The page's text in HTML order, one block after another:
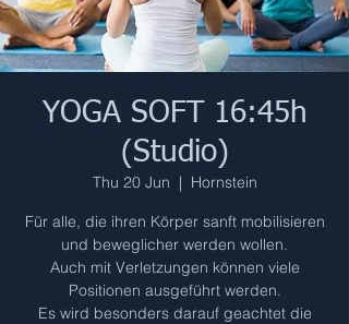
YOGA SOFT 16:45h
(Studio)
Thu 20 Jun
  |
Hornstein
Für alle, die ihren Körper sanft mobilisieren
und beweglicher werden wollen.
Auch mit Verletzungen können viele
Positionen ausgeführt werden.
Es wird besonders darauf geachtet die